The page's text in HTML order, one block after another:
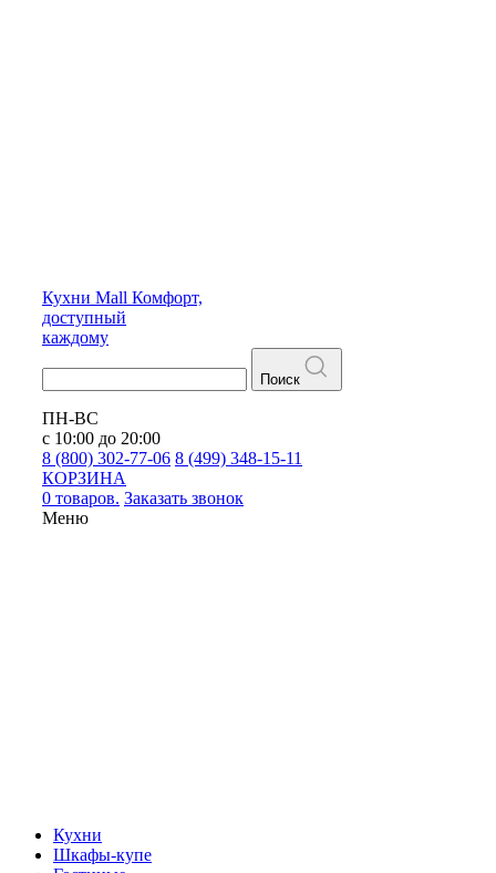
Кухни Mall Комфорт,
доступный
каждому
Поиск
ПН-ВС
с 10:00 до 20:00
8 (800) 302-77-06 8 (499) 348-15-11
КОРЗИНА
0 товаров. Заказать звонок
Меню
Кухни
Шкафы-купе